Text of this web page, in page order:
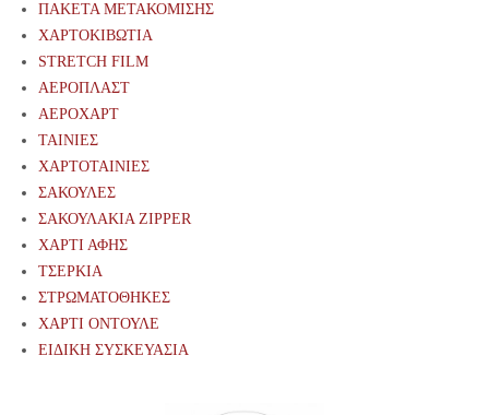
ΠΑΚΕΤΑ ΜΕΤΑΚΟΜΙΣΗΣ
ΧΑΡΤΟΚΙΒΩΤΙΑ
STRETCH FILM
ΑΕΡΟΠΛΑΣΤ
ΑΕΡΟΧΑΡΤ
ΤΑΙΝΙΕΣ
ΧΑΡΤΟΤΑΙΝΙΕΣ
ΣΑΚΟΥΛΕΣ
ΣΑΚΟΥΛΑΚΙΑ ZIPPER
ΧΑΡΤΙ ΑΦΗΣ
ΤΣΕΡΚΙΑ
ΣΤΡΩΜΑΤΟΘΗΚΕΣ
ΧΑΡΤΙ ΟΝΤΟΥΛΕ
ΕΙΔΙΚΗ ΣΥΣΚΕΥΑΣΙΑ